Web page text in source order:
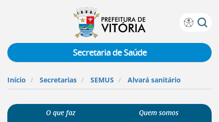
Prefeitura
Vitória
teclado:
para
a
instruções
Secretaria de Saúde
Início Secretarias SEMUS Alvará sanitário
O que faz
Quem somos